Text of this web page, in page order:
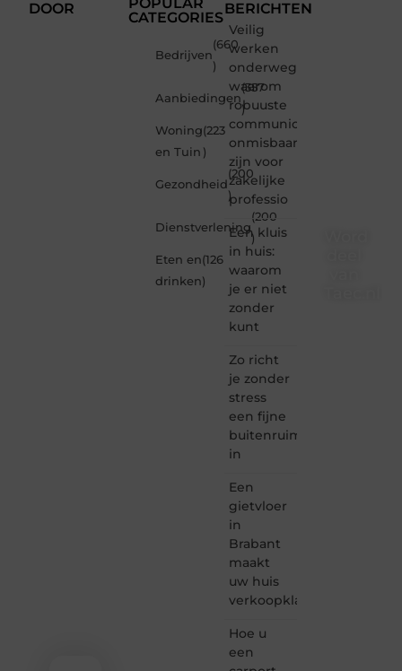
DOOR
CATEGORIES
Bedrijven
(660
)
Aanbiedingen
(357
)
Woning
en Tuin
(223
)
Gezondheid
(200
)
Dienstverlening
(200
)
Eten en
drinken
(126
)
BERICHTEN
Veilig
werken
onderweg:
waarom
robuuste
communicatiemiddelen
onmisbaar
zijn voor
zakelijke
professio
Een kluis
in huis:
waarom
je er niet
zonder
kunt
Zo richt
je zonder
stress
een fijne
buitenruimte
in
Een
gietvloer
in
Brabant
maakt
uw huis
verkoopklaar
Hoe u
een